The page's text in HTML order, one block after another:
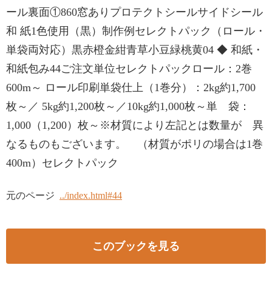
ール裏面①860窓ありプロテクトシールサイドシール
和 紙1色使用（黒）制作例セレクトパック（ロール・
単袋両対応）黒赤橙金紺青草小豆緑桃黄04 ◆ 和紙・
和紙包み44ご注文単位セレクトパックロール：2巻
600m～ ロール印刷単袋仕上（1巻分）：2kg約1,700
枚～／ 5kg約1,200枚～／10kg約1,000枚～単 袋：
1,000（1,200）枚～※材質により左記とは数量が 異
なるものもございます。 （材質がポリの場合は1巻
400m）セレクトパック
元のページ ../index.html#44
このブックを見る